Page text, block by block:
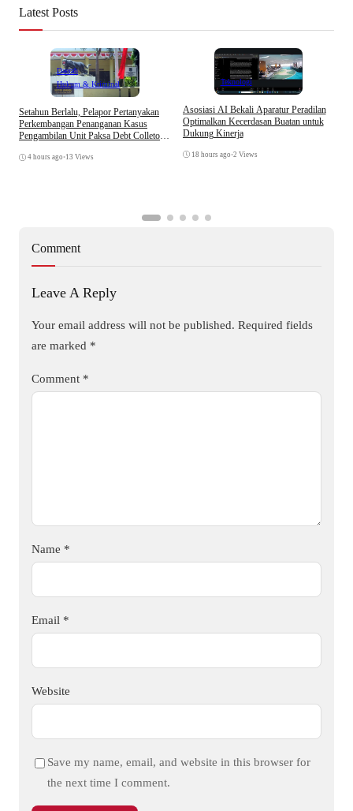
Latest Posts
Daerah
Hukum & Kriminal
Setahun Berlalu, Pelapor Pertanyakan
Perkembangan Penanganan Kasus
Pengambilan Unit Paksa Debt Colletor
4 hours ago •13 Views
Teknologi
Asosiasi AI Bekali Aparatur Peradilan
Optimalkan Kecerdasan Buatan untuk
Dukung Kinerja
18 hours ago •2 Views
Comment
Leave A Reply
Your email address will not be published. Required fields
are marked *
Comment *
Name *
Email *
Website
Save my name, email, and website in this browser for
the next time I comment.